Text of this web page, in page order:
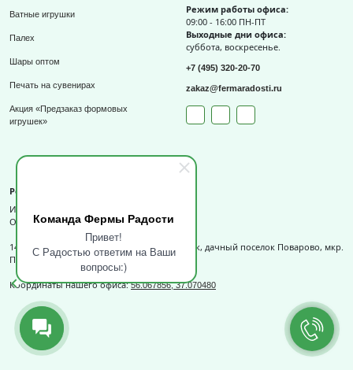
Команда Фермы Радости
Привет!
С Радостью ответим на Ваши
вопросы:)
Ватные игрушки
Палех
Шары оптом
Печать на сувенирах
Акция «Предзаказ формовых
игрушек»
Режим работы офиса:
09:00 - 16:00 ПН-ПТ
Выходные дни офиса:
суббота, воскресенье.
+7 (495) 320-20-70
zakaz@fermaradosti.ru
Реквизиты
ИП Слизов Е.П.
ОГРНИП: 324508100709727,
141540, Московская обл., г.о. Солнечногорск, дачный поселок Поварово, мкр.
Поваровка, д.12, к.1.
Координаты нашего офиса:56.067856, 37.070480